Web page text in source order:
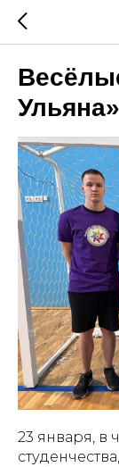
Ульяна»
23 января, в